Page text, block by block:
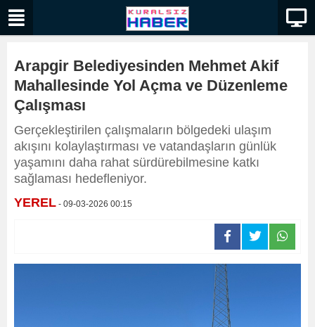
Arapgir Belediyesinden Mehmet Akif
Mahallesinde Yol Açma ve Düzenleme
Çalışması
Gerçekleştirilen çalışmaların bölgedeki ulaşım
akışını kolaylaştırması ve vatandaşların günlük
yaşamını daha rahat sürdürebilmesine katkı
sağlaması hedefleniyor.
YEREL - 09-03-2026 00:15